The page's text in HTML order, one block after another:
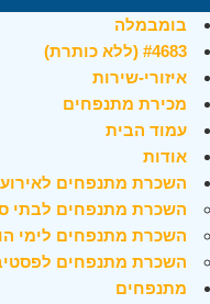
בומבמלה
#4683 (ללא כותרת)
איזורי-שירות
מכירת מתנפחים
עמוד הבית
אודות
השכרת מתנפחים
השכרת מתנפחים לבתי
השכרת מתנפחים לימי
השכרת מתנפחים
מתנפחים